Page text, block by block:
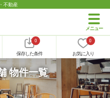
不動産
0
保存した条件
0
お気に入り
物件一覧